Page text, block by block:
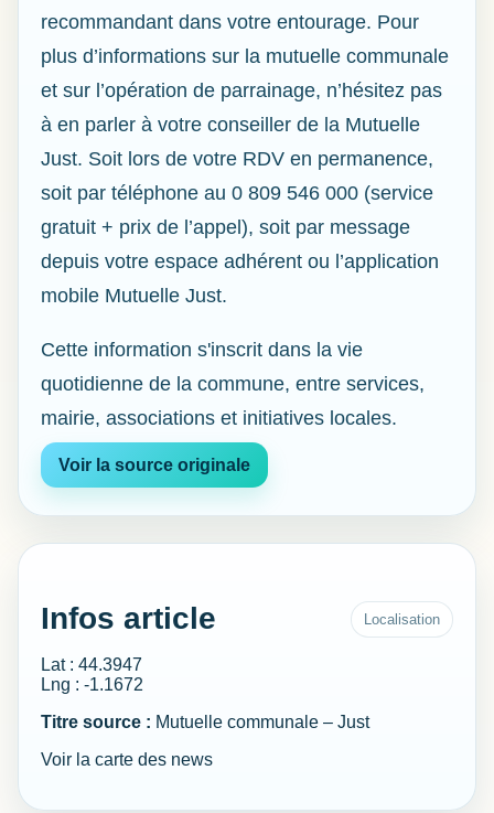
recommandant dans votre entourage. Pour
plus d’informations sur la mutuelle communale
et sur l’opération de parrainage, n’hésitez pas
à en parler à votre conseiller de la Mutuelle
Just. Soit lors de votre RDV en permanence,
soit par téléphone au 0 809 546 000 (service
gratuit + prix de l’appel), soit par message
depuis votre espace adhérent ou l’application
mobile Mutuelle Just.
Cette information s'inscrit dans la vie
quotidienne de la commune, entre services,
mairie, associations et initiatives locales.
Voir la source originale
Infos article Localisation
Lat : 44.3947
Lng : -1.1672
Titre source : Mutuelle communale – Just
Voir la carte des news